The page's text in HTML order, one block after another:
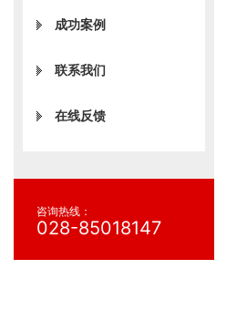
成功案例
联系我们
在线反馈
咨询热线：
028-85018147